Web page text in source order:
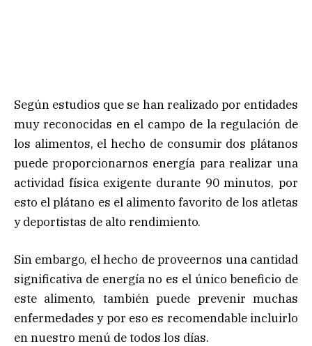
Según estudios que se han realizado por entidades
muy reconocidas en el campo de la regulación de
los alimentos, el hecho de consumir dos plátanos
puede proporcionarnos energía para realizar una
actividad física exigente durante 90 minutos, por
esto el plátano es el alimento favorito de los atletas
y deportistas de alto rendimiento.
Sin embargo, el hecho de proveernos una cantidad
significativa de energía no es el único beneficio de
este alimento, también puede prevenir muchas
enfermedades y por eso es recomendable incluirlo
en nuestro menú de todos los días.